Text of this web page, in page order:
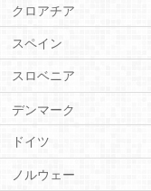
クロアチア
スペイン
スロベニア
デンマーク
ドイツ
ノルウェー